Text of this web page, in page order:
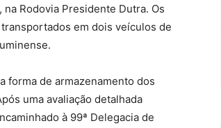
Rodovia Presidente Dutra. Os
em dois veículos de
forma de armazenamento dos
uma avaliação detalhada
à 99ª Delegacia de